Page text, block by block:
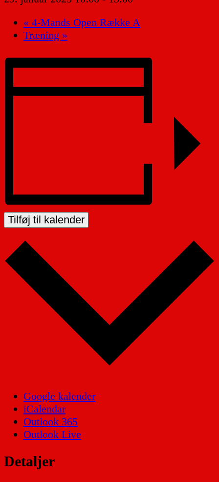
« 4-Mands Open Række A
Træning »
Tilføj til kalender
Google kalender
iCalendar
Outlook 365
Outlook Live
Detaljer